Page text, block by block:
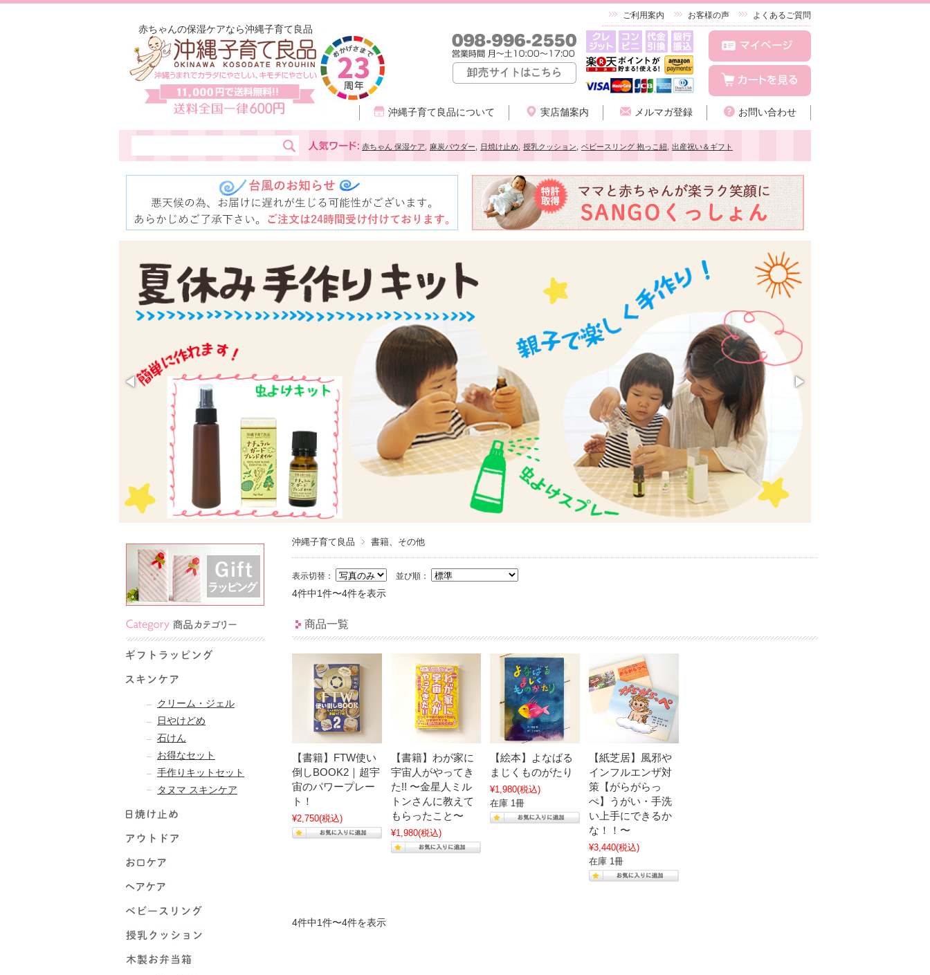
赤ちゃんの保湿ケアなら沖縄子育て良品
ご利用案内 お客様の声 よくあるご質問
沖縄子育て良品について 実店舗案内 メルマガ登録 お問い合わせ
赤ちゃん 保湿ケア 麻炭パウダー 日焼け止め 授乳クッション ベビースリング 抱っこ紐 出産祝い＆ギフト
沖縄子育て良品 書籍、その他
表示切替： 並び順：
4件中1件〜4件を表示
商品一覧
【書籍】FTW使い
倒しBOOK2｜超宇
宙のパワープレー
ト！
¥2,750(税込)
【書籍】わが家に
宇宙人がやってき
た!! 〜金星人ミル
トンさんに教えて
もらったこと〜
¥1,980(税込)
【絵本】よなばる
まじくものがたり
¥1,980(税込)
在庫 1冊
【紙芝居】風邪や
インフルエンザ対
策【がらがらっ
ぺ】うがい・手洗
い上手にできるか
な！！〜
¥3,440(税込)
在庫 1冊
4件中1件〜4件を表示
クリーム・ジェル
日やけどめ
石けん
お得なセット
手作りキットセット
タヌマ スキンケア